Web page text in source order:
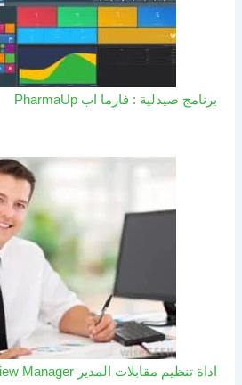
برنامج صيدلية : فارما اب PharmaUp​
اداة تنظيم مقابلات المدير Interview Manager